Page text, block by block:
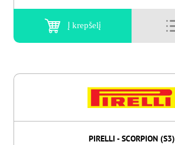
Į krepšelį
PIRELLI - SCORPION (S3)